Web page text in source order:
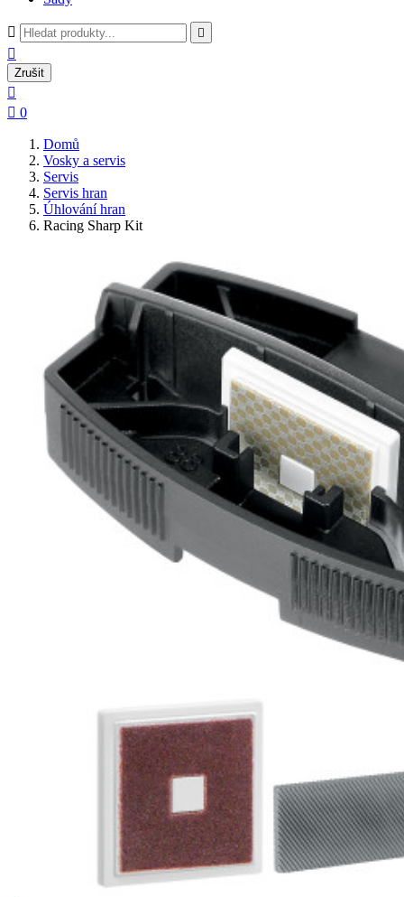
 

Zrušit

 0
Domů
Vosky a servis
Servis
Servis hran
Úhlování hran
Racing Sharp Kit